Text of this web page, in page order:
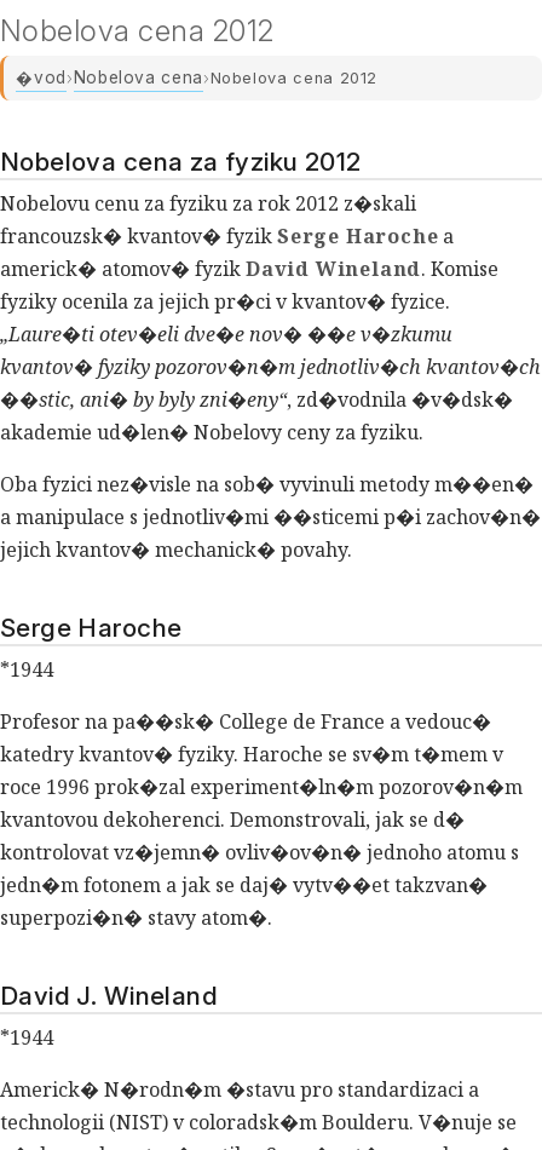
Nobelova cena 2012
�vod›Nobelova cena›Nobelova cena 2012
Nobelova cena za fyziku 2012
Nobelovu cenu za fyziku za rok 2012 z�skali
francouzsk� kvantov� fyzikSerge Haroche a
americk� atomov� fyzikDavid Wineland. Komise
fyziky ocenila za jejich pr�ci v kvantov� fyzice.
Laure�ti otev�eli dve�e nov� ��e v�zkumu
kvantov� fyziky pozorov�n�m jednotliv�ch kvantov�ch
��stic, ani� by byly zni�eny , zd�vodnila �v�dsk�
akademie ud�len� Nobelovy ceny za fyziku.
Oba fyzici nez�visle na sob� vyvinuli metody m��en�
a manipulace s jednotliv�mi ��sticemi p�i zachov�n�
jejich kvantov� mechanick� povahy.
Serge Haroche
*1944
Profesor na pa��sk� College de France a vedouc�
katedry kvantov� fyziky. Haroche se sv�m t�mem v
roce 1996 prok�zal experiment�ln�m pozorov�n�m
kvantovou dekoherenci. Demonstrovali, jak se d�
kontrolovat vz�jemn� ovliv�ov�n� jednoho atomu s
jedn�m fotonem a jak se daj� vytv��et takzvan�
superpozi�n� stavy atom�.
David J. Wineland
*1944
Americk� N�rodn�m �stavu pro standardizaci a
technologii (NIST) v coloradsk�m Boulderu. V�nuje se